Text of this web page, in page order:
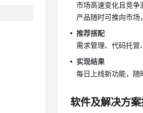
市场高速变化且竞争
产品随时可推向市场
推荐搭配
需求管理、代码托管
实现结果
每日上线新功能，随
软件及解决方